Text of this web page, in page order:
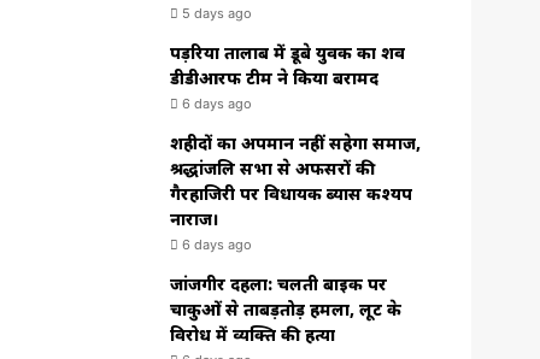
5 days ago
पड़रिया तालाब में डूबे युवक का शव
डीडीआरफ टीम ने किया बरामद
6 days ago
शहीदों का अपमान नहीं सहेगा समाज,
श्रद्धांजलि सभा से अफसरों की
गैरहाजिरी पर विधायक ब्यास कश्यप
नाराज।
6 days ago
जांजगीर दहला: चलती बाइक पर
चाकुओं से ताबड़तोड़ हमला, लूट के
विरोध में व्यक्ति की हत्या